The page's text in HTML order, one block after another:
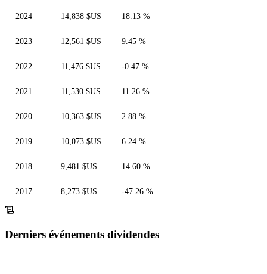
2024 14,838 $US 18.13 %
2023 12,561 $US 9.45 %
2022 11,476 $US -0.47 %
2021 11,530 $US 11.26 %
2020 10,363 $US 2.88 %
2019 10,073 $US 6.24 %
2018 9,481 $US 14.60 %
2017 8,273 $US -47.26 %
Derniers événements dividendes